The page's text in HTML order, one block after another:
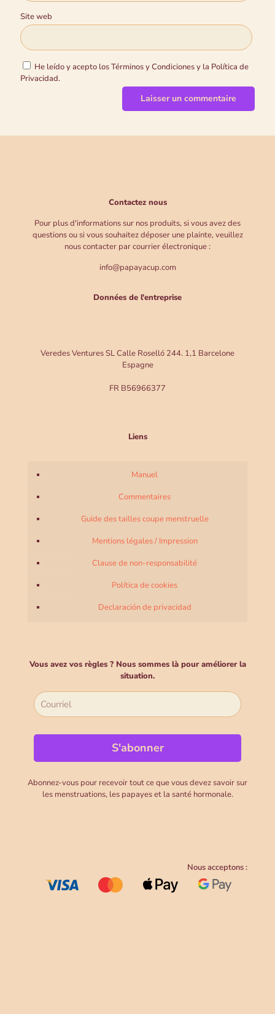
Site web
He leído y acepto los Términos y Condiciones y la Política de
Privacidad.
Contactez nous
Pour plus d'informations sur nos produits, si vous avez des
questions ou si vous souhaitez déposer une plainte, veuillez
nous contacter par courrier électronique :
info@papayacup.com
Données de l'entreprise
Veredes Ventures SL Calle Roselló 244. 1,1 Barcelone
Espagne
FR B56966377
Liens
Manuel
Commentaires
Guide des tailles coupe menstruelle
Mentions légales / Impression
Clause de non-responsabilité
Política de cookies
Declaración de privacidad
Vous avez vos règles ? Nous sommes là pour améliorer la
situation.
Abonnez-vous pour recevoir tout ce que vous devez savoir sur
les menstruations, les papayes et la santé hormonale.
Nous acceptons :